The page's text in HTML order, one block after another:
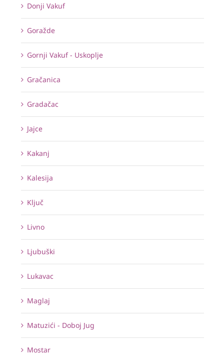
Donji Vakuf
Goražde
Gornji Vakuf - Uskoplje
Gračanica
Gradačac
Jajce
Kakanj
Kalesija
Ključ
Livno
Ljubuški
Lukavac
Maglaj
Matuzići - Doboj Jug
Mostar